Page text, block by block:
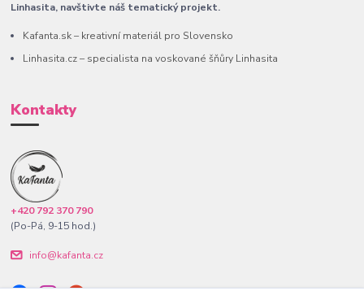
Linhasita, navštivte náš tematický projekt.
Kafanta.sk – kreativní materiál pro Slovensko
Linhasita.cz – specialista na voskované šňůry Linhasita
Kontakty
+420 792 370 790
(Po-Pá, 9-15 hod.)
info@kafanta.cz